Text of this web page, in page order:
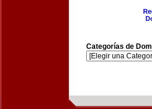
Categorías de